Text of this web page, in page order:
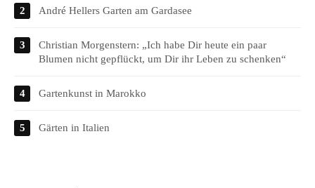
André Hellers Garten am Gardasee
Christian Morgenstern: „Ich habe Dir heute ein paar
Blumen nicht gepflückt, um Dir ihr Leben zu schenken“
Gartenkunst in Marokko
Gärten in Italien